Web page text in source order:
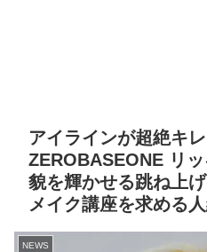
アイラインが超絶キレ
ZEROBASEONE リ
貌を輝かせる跳ね上
メイク講座を求める
NEWS